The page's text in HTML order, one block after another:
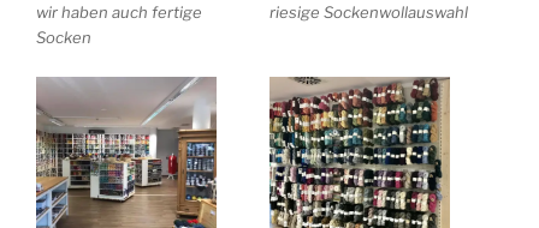
wir haben auch fertige
Socken
riesige Sockenwollauswahl